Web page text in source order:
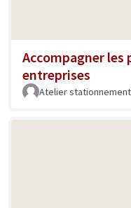
Accompagner les
entreprises
Atelier